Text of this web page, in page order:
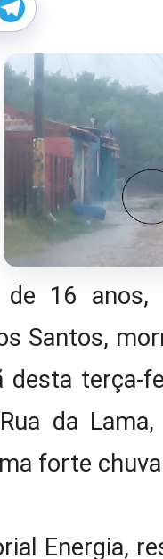
T
e
e
g
m
de 16 anos,
Santos,
terça-
da
forte
Energia,